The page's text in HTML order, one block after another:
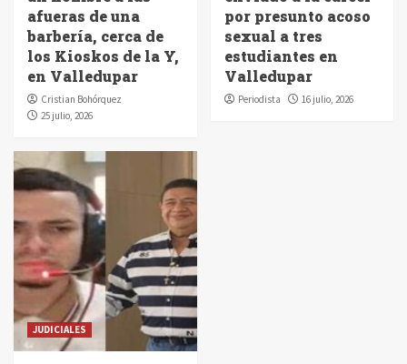
afueras de una
barbería, cerca de
los Kioskos de la Y,
en Valledupar
Cristian Bohórquez
25 julio, 2026
por presunto acoso
sexual a tres
estudiantes en
Valledupar
Periodista 16 julio, 2026
JUDICIALES